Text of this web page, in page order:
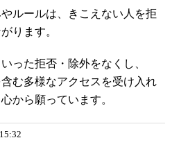
ルールは、きこえない人を拒
ります。
った拒否・除外をなくし、
む多様なアクセスを受け入れ
から願っています。